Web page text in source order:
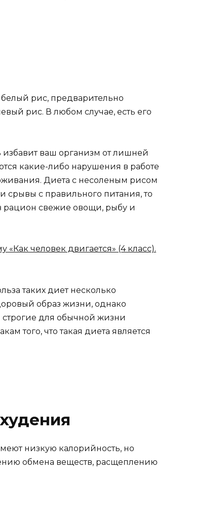
белый рис, предварительно
рис. В любом случае, есть его
ваш организм от лишней
какие-либо нарушения в работе
Диета с несоленым рисом
срывы с правильного питания, то
рацион свежие овощи, рыбу и
человек двигается» (4 класс).
таких диет несколько
образ жизни, однако
для обычной жизни
того, что такая диета является
низкую калорийность, но
обмена веществ, расщеплению